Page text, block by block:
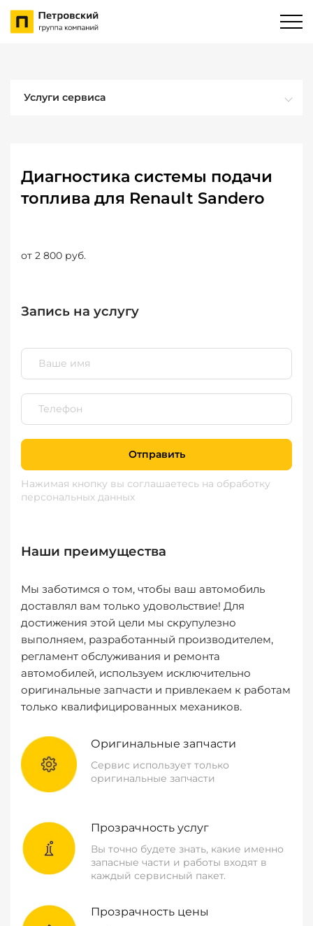
Услуги сервиса
Диагностика системы подачи
топлива для Renault Sandero
от 2 800 руб.
Запись на услугу
Отправить
Нажимая кнопку вы соглашаетесь на обработку
персональных данных
Наши преимущества
Мы заботимся о том, чтобы ваш автомобиль
доставлял вам только удовольствие! Для
достижения этой цели мы скрупулезно
выполняем, разработанный производителем,
регламент обслуживания и ремонта
автомобилей, используем исключительно
оригинальные запчасти и привлекаем к работам
только квалифицированных механиков.
Оригинальные запчасти
Сервис использует только
оригинальные запчасти
Прозрачность услуг
Вы точно будете знать, какие именно
запасные части и работы входят в
каждый сервисный пакет.
Прозрачность цены